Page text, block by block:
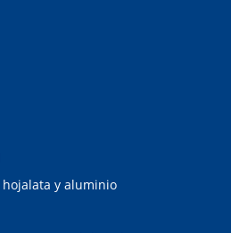
y aluminio